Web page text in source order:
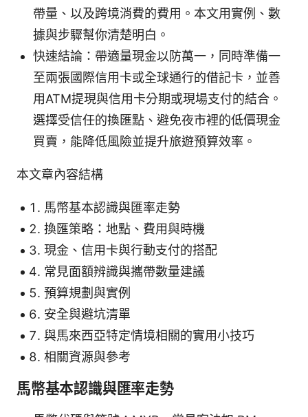
帶量、以及跨境消費的費用。本文用實例、數
據與步驟幫你清楚明白。
快速結論：帶適量現金以防萬一，同時準備一
至兩張國際信用卡或全球通行的借記卡，並善
用ATM提現與信用卡分期或現場支付的結合。
選擇受信任的換匯點、避免夜市裡的低價現金
買賣，能降低風險並提升旅遊預算效率。
本文章內容結構
馬幣基本認識與匯率走勢
換匯策略：地點、費用與時機
現金、信用卡與行動支付的搭配
常見面額辨識與攜帶數量建議
預算規劃與實例
安全與避坑清單
與馬來西亞特定情境相關的實用小技巧
相關資源與參考
馬幣基本認識與匯率走勢